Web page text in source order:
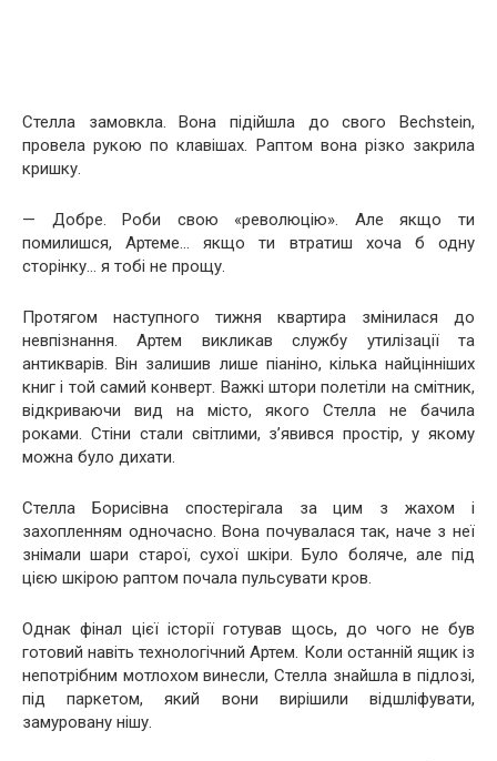
Стелла замовкла. Вона підійшла до свого Bechstein,
провела рукою по клавішах. Раптом вона різко закрила
кришку.
— Добре. Роби свою «революцію». Але якщо ти
помилишся, Артеме… якщо ти втратиш хоча б одну
сторінку… я тобі не прощу.
Протягом наступного тижня квартира змінилася до
невпізнання. Артем викликав службу утилізації та
антикварів. Він залишив лише піаніно, кілька найцінніших
книг і той самий конверт. Важкі штори полетіли на смітник,
відкриваючи вид на місто, якого Стелла не бачила
роками. Стіни стали світлими, з’явився простір, у якому
можна було дихати.
Стелла Борисівна спостерігала за цим з жахом і
захопленням одночасно. Вона почувалася так, наче з неї
знімали шари старої, сухої шкіри. Було боляче, але під
цією шкірою раптом почала пульсувати кров.
Однак фінал цієї історії готував щось, до чого не був
готовий навіть технологічний Артем. Коли останній ящик із
непотрібним мотлохом винесли, Стелла знайшла в підлозі,
під паркетом, який вони вирішили відшліфувати,
замуровану нішу.